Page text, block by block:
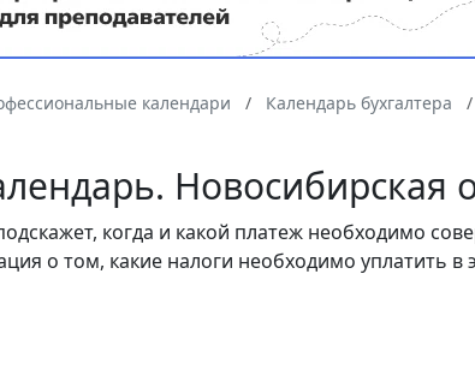
календари Календарь бухгалтера
Новосибирская
когда и какой платеж необходимо
о том, какие налоги необходимо уплатить